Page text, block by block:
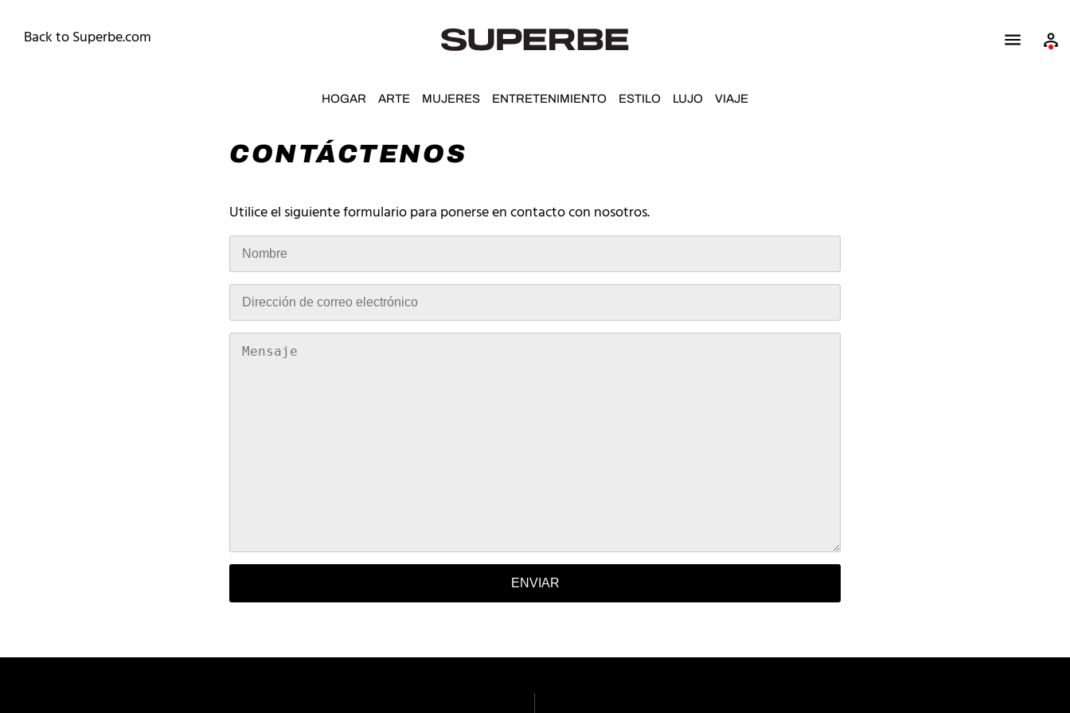
Back to Superbe.com
HOGAR ARTE MUJERES ENTRETENIMIENTO ESTILO LUJO VIAJE
CONTÁCTENOS
Utilice el siguiente formulario para ponerse en contacto con nosotros.
ENVIAR